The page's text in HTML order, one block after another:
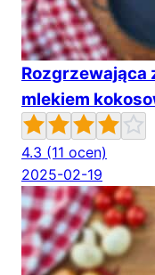
Rozgrzewająca
mlekiem
4.3 (11 ocen)
2025-02-19